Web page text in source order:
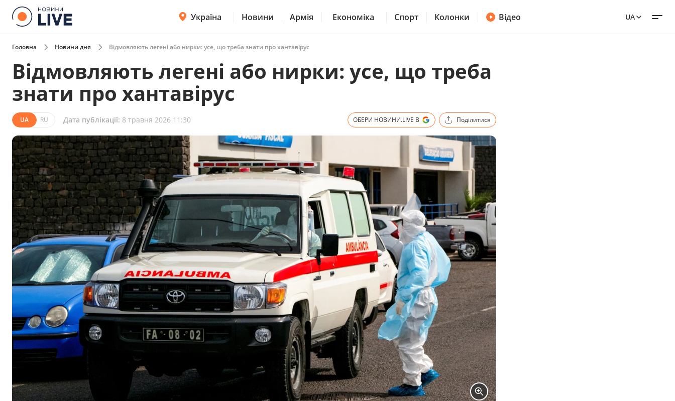
Україна Новини Армія Економіка Спорт Колонки Відео UA
Головна Новини дня Відмовляють легені або нирки: усе, що треба знати про хантавірус
Відмовляють легені або нирки: усе, що треба
знати про хантавірус
UA RU Дата публікації: 8 травня 2026 11:30 ОБЕРИ НОВИНИ.LIVE В Поділитися